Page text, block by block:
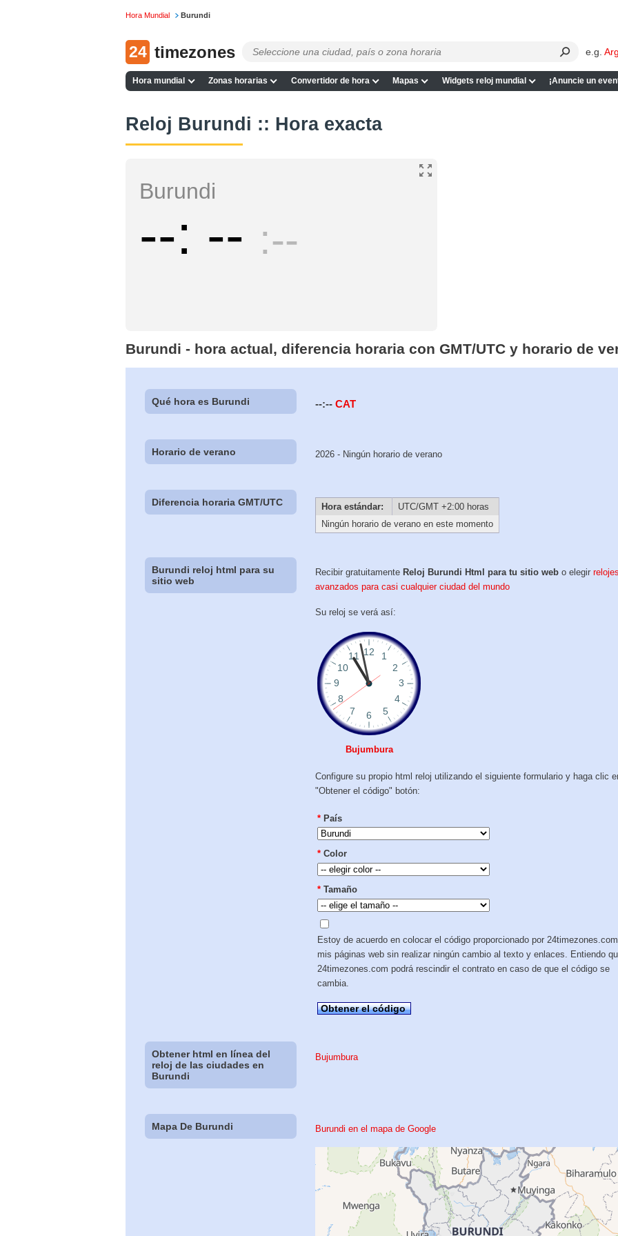
Hora Mundial Burundi
24 timezones e.g.
Hora mundial Zonas horarias Convertidor de hora Mapas Widgets reloj mundial ¡Anuncie un
Reloj Burundi :: Hora exacta
Burundi
-- -- --
Burundi - hora actual, diferencia horaria con GMT/UTC y horario de
Qué hora es Burundi --:-- CAT
Horario de verano 2026 - Ningún horario de verano
Diferencia horaria GMT/UTC Hora estándar:
UTC/GMT +2:00 horas
Ningún horario de verano en este momento
Burundi reloj html para su
sitio web
Recibir gratuitamente Reloj Burundi Html para tu sitio webo elegirrelojes
avanzados para casi cualquier ciudad del mundo
Su reloj se verá así:
Bujumbura
Configure su propio html reloj utilizando el siguiente formulario y haga clic
"Obtener el código" botón:
* País
* Color
* Tamaño
Estoy de acuerdo en colocar el código proporcionado por
mis páginas web sin realizar ningún cambio al texto y enlaces. Entiendo
24timezones.com podrá rescindir el contrato en caso de que el código se
cambia.
Obtener el código
Obtener html en línea del
reloj de las ciudades en
Burundi
Bujumbura
Mapa De Burundi Burundi en el mapa de Google